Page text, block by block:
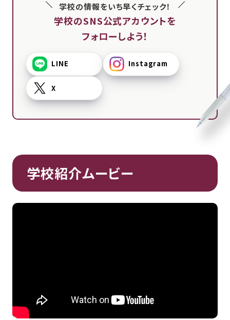
学校の情報をいち早くチェック！
学校のSNS公式アカウントを
フォローしよう！
LINE Instagram
X
学校紹介ムービー